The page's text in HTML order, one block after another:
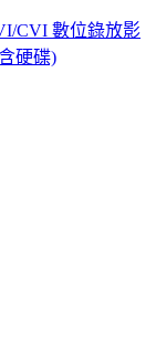
CVI 數位錄放影
硬碟)